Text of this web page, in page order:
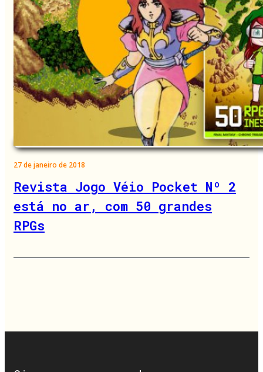
27 de janeiro de 2018
Revista Jogo Véio Pocket Nº 2
está no ar, com 50 grandes
RPGs